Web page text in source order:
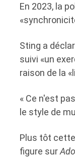
En 2023, la
Sting a
suivi «un
raison de la
« Ce n'est
le style de
Plus tôt cette
figure sur